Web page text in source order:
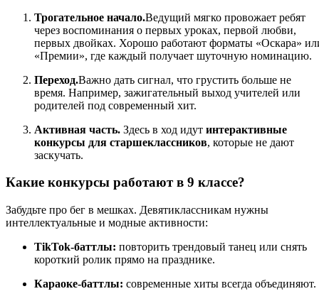
Трогательное начало.Ведущий мягко провожает ребят
через воспоминания о первых уроках, первой любви,
первых двойках. Хорошо работают форматы «Оскара»
«Премии», где каждый получает шуточную номинацию.
Переход.Важно дать сигнал, что грустить больше не
время. Например, зажигательный выход учителей или
родителей под современный хит.
Активная часть. Здесь в ход идут интерактивные
конкурсы для старшеклассников, которые не дают
заскучать.
Какие конкурсы работают в 9 классе?
Забудьте про бег в мешках. Девятиклассникам нужны
интеллектуальные и модные активности:
TikTok-баттлы: повторить трендовый танец или снять
короткий ролик прямо на празднике.
Караоке-баттлы: современные хиты всегда объединяют.